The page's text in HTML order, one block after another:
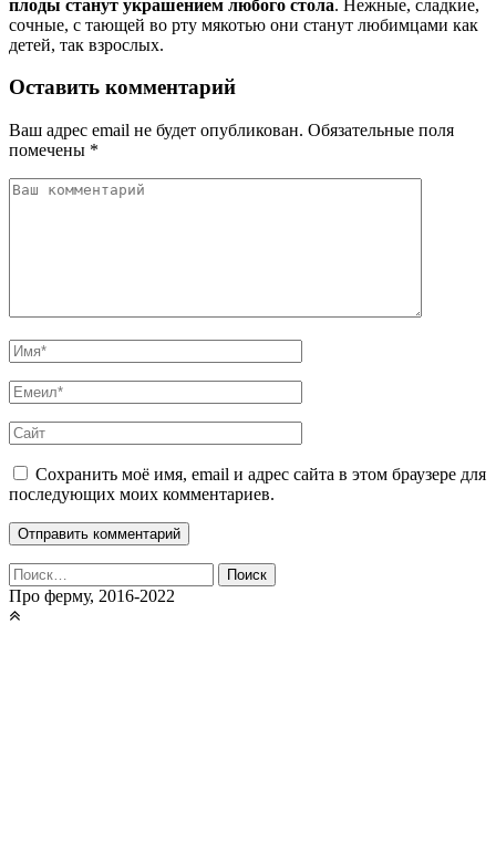
плоды станут украшением любого стола. Нежные, сладкие,
сочные, с тающей во рту мякотью они станут любимцами как
детей, так взрослых.
Оставить комментарий
Ваш адрес email не будет опубликован. Обязательные поля
помечены *
Сохранить моё имя, email и адрес сайта в этом браузере для
последующих моих комментариев.
Найти:
Про ферму, 2016-2022